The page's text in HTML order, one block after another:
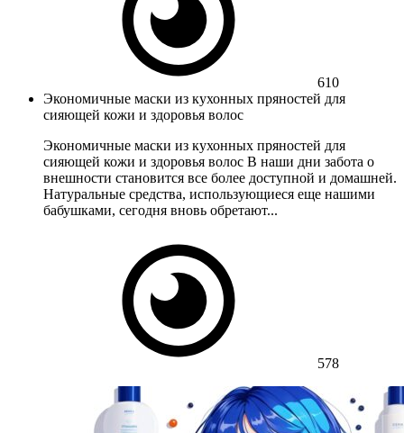
610
Экономичные маски из кухонных пряностей для
сияющей кожи и здоровья волос
Экономичные маски из кухонных пряностей для
сияющей кожи и здоровья волос В наши дни забота о
внешности становится все более доступной и домашней.
Натуральные средства, использующиеся еще нашими
бабушками, сегодня вновь обретают...
578